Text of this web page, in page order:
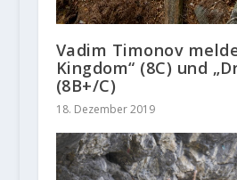
Vadim Timonov
Kingdom“ (8C) und
(8B+/C)
18. Dezember 2019